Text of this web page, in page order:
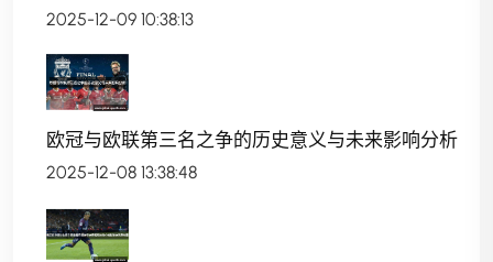
2025-12-09 10:38:13
欧冠与欧联第三名之争的历史意义与未来影响分析
2025-12-08 13:38:48